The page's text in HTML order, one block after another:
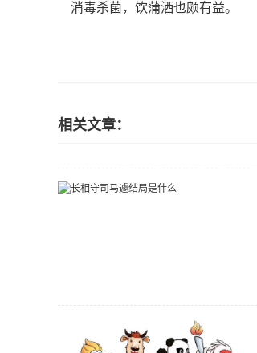
消毒杀菌，饮蒲洒也颇有益。
相关文章：